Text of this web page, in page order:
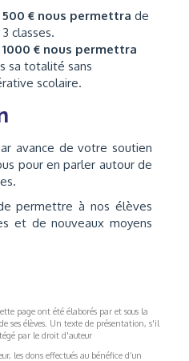
€ nous permettra de
classes.
€ nous permettra
sa totalité sans
scolaire.
avance de votre soutien
pour en parler autour de
permettre à nos élèves
et de nouveaux moyens
page ont été élaborés par et sous la
ses élèves. Un texte de présentation, s'il
par le droit d'auteur
les dons effectués au bénéfice d’un